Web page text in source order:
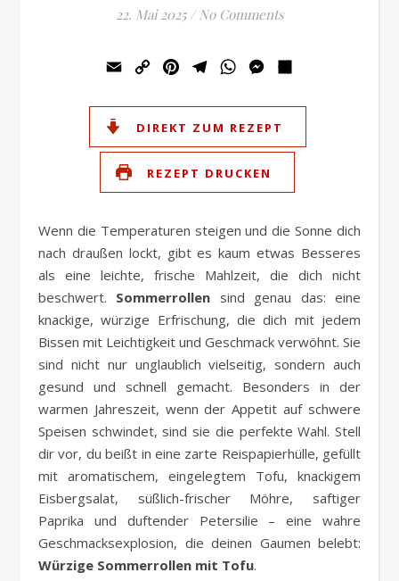
22. Mai 2025 / No Comments
Email
Copy
PinterestTelegramWhatsAppMessenger
DIREKT ZUM REZEPT
REZEPT DRUCKEN
Wenn die Temperaturen steigen und die Sonne dich
nach draußen lockt, gibt es kaum etwas Besseres
als eine leichte, frische Mahlzeit, die dich nicht
beschwert. Sommerrollen sind genau das: eine
knackige, würzige Erfrischung, die dich mit jedem
Bissen mit Leichtigkeit und Geschmack verwöhnt. Sie
sind nicht nur unglaublich vielseitig, sondern auch
gesund und schnell gemacht. Besonders in der
warmen Jahreszeit, wenn der Appetit auf schwere
Speisen schwindet, sind sie die perfekte Wahl. Stell
dir vor, du beißt in eine zarte Reispapierhülle, gefüllt
mit aromatischem, eingelegtem Tofu, knackigem
Eisbergsalat, süßlich-frischer Möhre, saftiger
Paprika und duftender Petersilie – eine wahre
Geschmacksexplosion, die deinen Gaumen belebt:
Würzige Sommerrollen mit Tofu.